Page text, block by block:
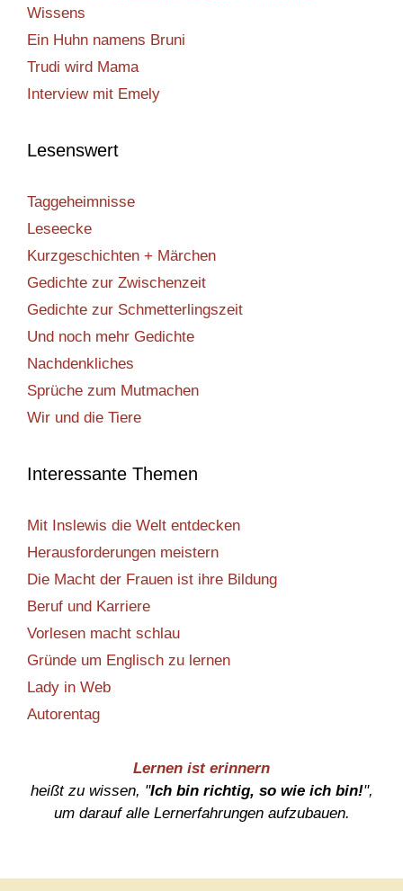
Wissens
Ein Huhn namens Bruni
Trudi wird Mama
Interview mit Emely
Lesenswert
Taggeheimnisse
Leseecke
Kurzgeschichten + Märchen
Gedichte zur Zwischenzeit
Gedichte zur Schmetterlingszeit
Und noch mehr Gedichte
Nachdenkliches
Sprüche zum Mutmachen
Wir und die Tiere
Interessante Themen
Mit Inslewis die Welt entdecken
Herausforderungen meistern
Die Macht der Frauen ist ihre Bildung
Beruf und Karriere
Vorlesen macht schlau
Gründe um Englisch zu lernen
Lady in Web
Autorentag
Lernen ist erinnern
heißt zu wissen, "Ich bin richtig, so wie ich bin!",
um darauf alle Lernerfahrungen aufzubauen.